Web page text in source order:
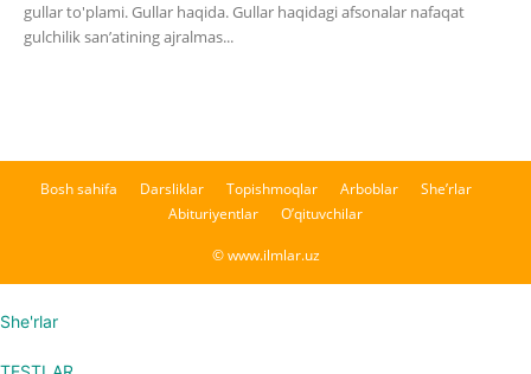
gullar to'plami. Gullar haqida. Gullar haqidagi afsonalar nafaqat
gulchilik san’atining ajralmas...
Bosh sahifa Darsliklar Topishmoqlar Arboblar
She’rlar
Abituriyentlar
O’qituvchilar
© www.ilmlar.uz
She'rlar